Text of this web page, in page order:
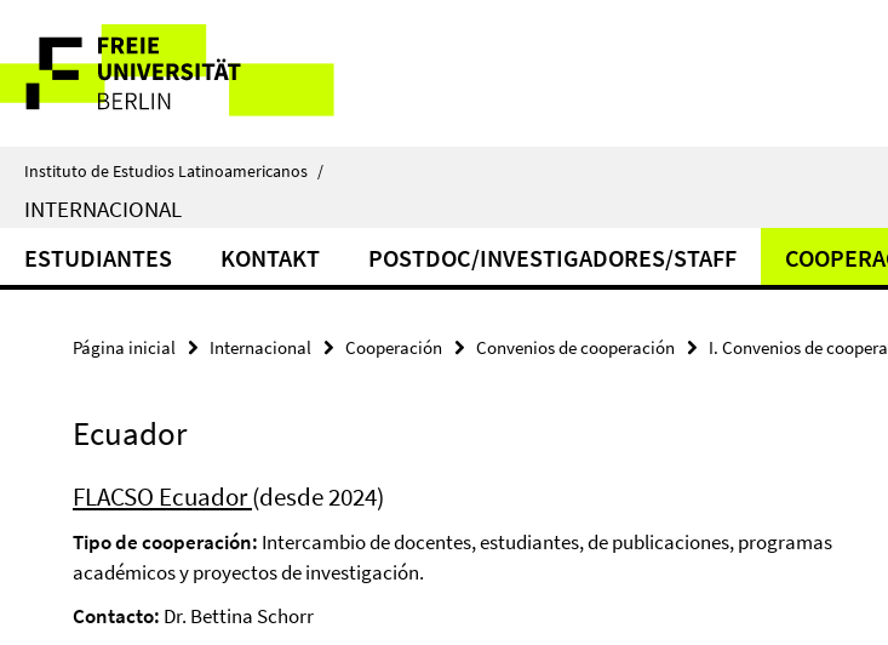
direkt
Inhalt
Herramientas
de
navegación
Instituto de Estudios Latinoamericanos /
INTERNACIONAL
ESTUDIANTES KONTAKT POSTDOC/INVESTIGADORES/STAFF
Página inicial Internacional Cooperación Convenios de cooperación I. Convenios de
Ecuador
FLACSO Ecuador(desde 2024)
Tipo de cooperación: Intercambio de docentes, estudiantes, de publicaciones, programas
académicos y proyectos de investigación.
Contacto: Dr. Bettina Schorr